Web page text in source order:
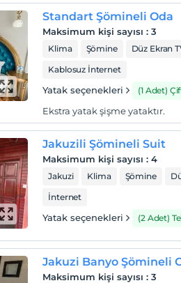
Standart Şömineli Oda
Maksimum kişi sayısı :3
Klima Şömine Düz Ekran
Kablosuz İnternet
Yatak seçenekleri (1 Adet)
Ekstra yatak şişme yataktır.
Jakuzili Şömineli Suit
Maksimum kişi sayısı :4
Jakuzi Klima Şömine
İnternet
Yatak seçenekleri (2 Adet)
Jakuzi Banyo Şömineli
Maksimum kişi sayısı :3